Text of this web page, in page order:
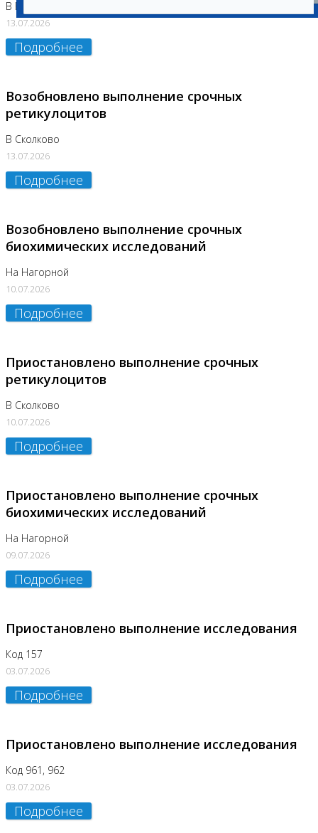
В Бутово
13.07.2026
Подробнее
Возобновлено выполнение срочных
ретикулоцитов
В Сколково
13.07.2026
Подробнее
Возобновлено выполнение срочных
биохимических исследований
На Нагорной
10.07.2026
Подробнее
Приостановлено выполнение срочных
ретикулоцитов
В Сколково
10.07.2026
Подробнее
Приостановлено выполнение срочных
биохимических исследований
На Нагорной
09.07.2026
Подробнее
Приостановлено выполнение исследования
Код 157
03.07.2026
Подробнее
Приостановлено выполнение исследования
Код 961, 962
03.07.2026
Подробнее